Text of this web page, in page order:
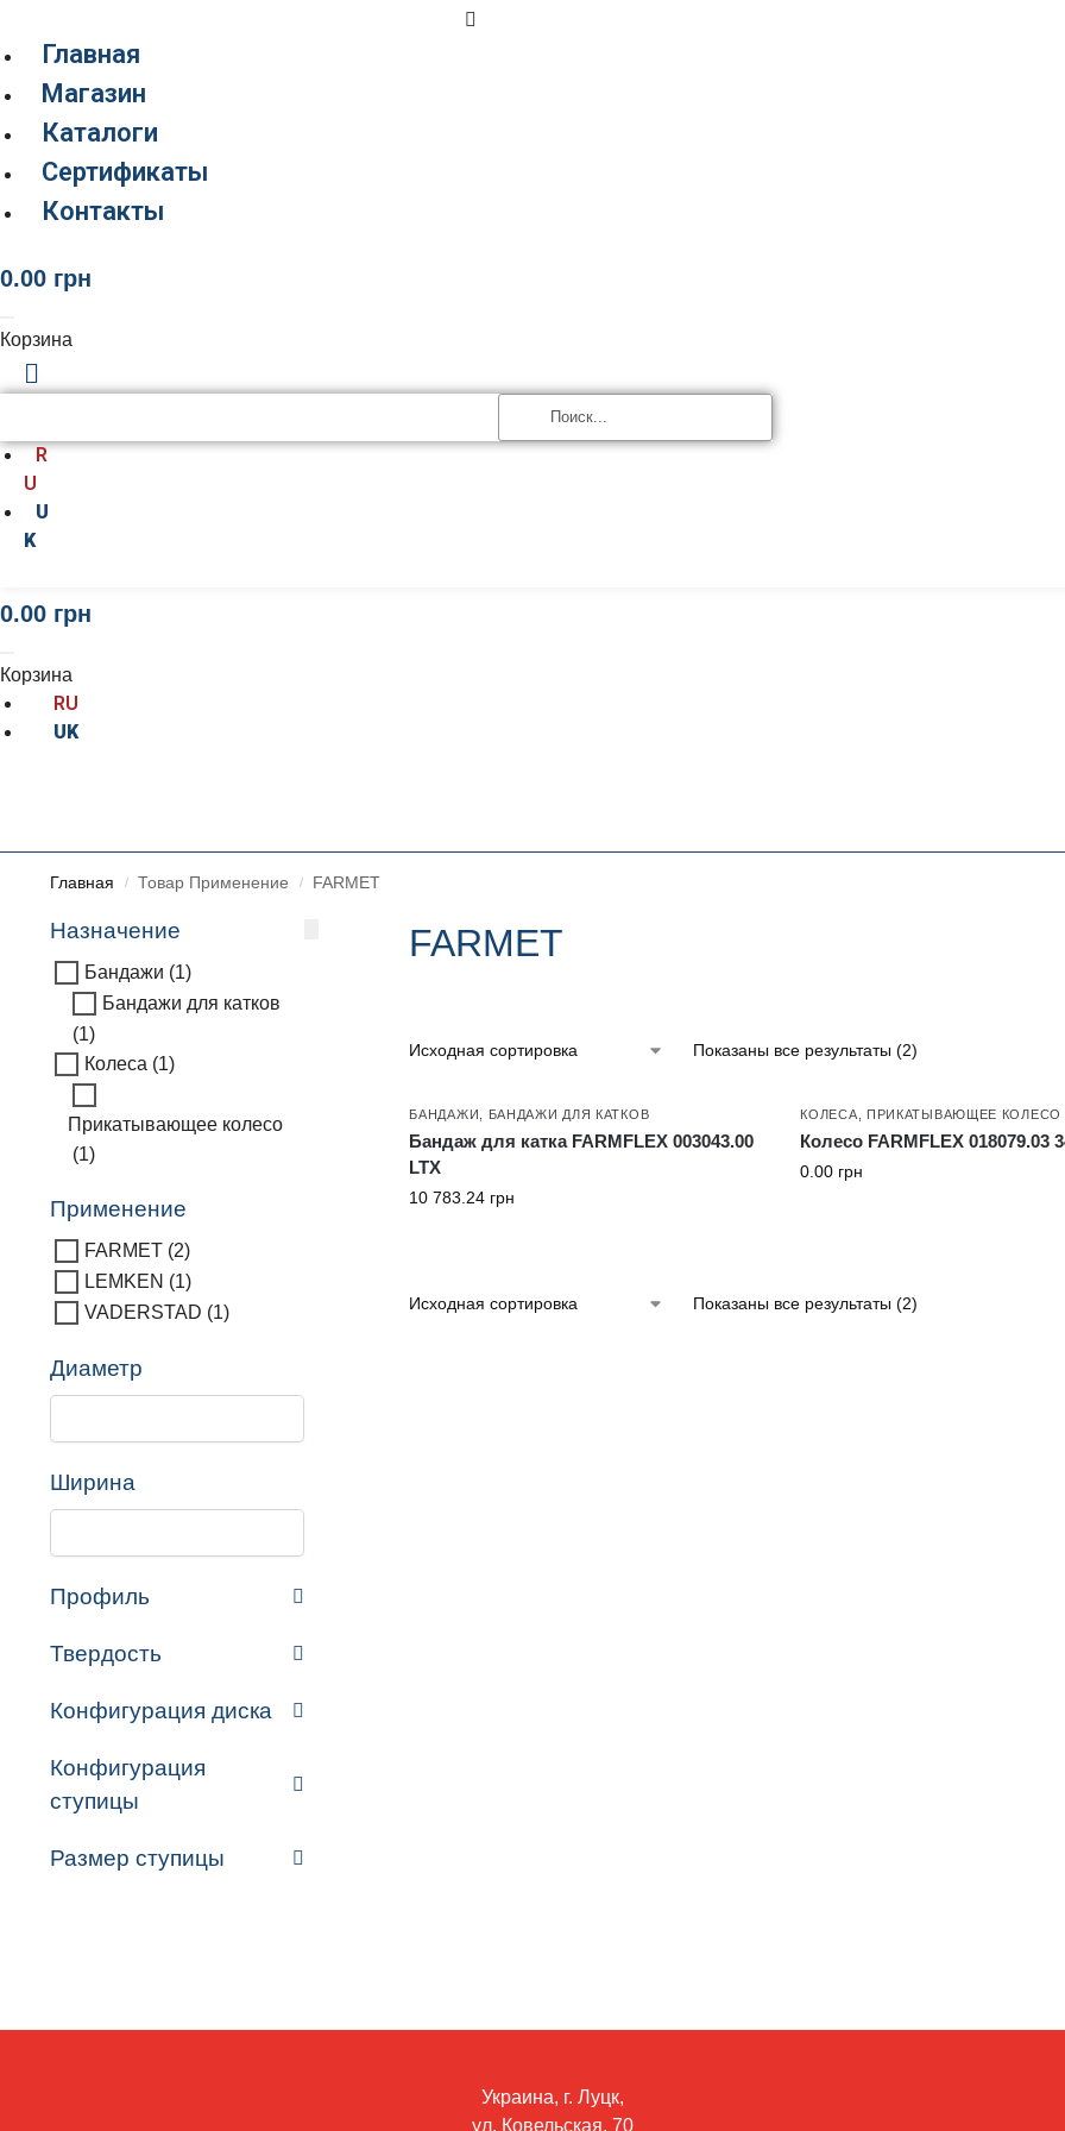
Главная
Магазин
Каталоги
Сертификаты
Контакты
0.00 грн
Корзина
R
U
U
K
0.00 грн
Корзина
RU
UK
Главная / Товар Применение / FARMET
FARMET
Показаны все результаты (2)
БАНДАЖИ БАНДАЖИ ДЛЯ КАТКОВ
Бандаж для катка FARMFLEX 003043.00
LTX
10 783.24 грн
КОЛЕСА ПРИКАТЫВАЮЩЕЕ КОЛЕСО
Колесо FARMFLEX 018079.03
0.00 грн
Показаны все результаты (2)
Назначение
Бандажи (1)
Бандажи для катков
(1)
Колеса (1)
Прикатывающее колесо
(1)
Применение
FARMET(2)
LEMKEN (1)
VADERSTAD (1)
Диаметр
Ширина
Профиль
Твердость
Конфигурация диска
Конфигурация
ступицы
Размер ступицы
Украина, г. Луцк,
ул. Ковельская, 70